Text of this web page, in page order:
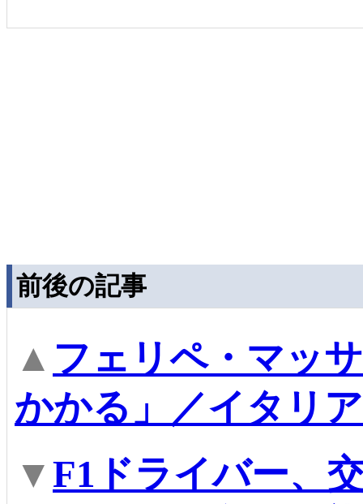
前後の記事
▲ フェリペ・マッ
かかる」／イタリ
▼F1ドライバー、